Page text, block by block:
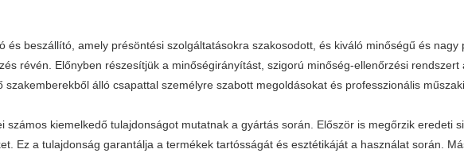
és beszállító, amely présöntési szolgáltatásokra szakosodott, és kiváló minőségű és
révén. Előnyben részesítjük a minőségirányítást, szigorú minőség-ellenőrzési
szakemberekből álló csapattal személyre szabott megoldásokat és professzionális
számos kiemelkedő tulajdonságot mutatnak a gyártás során. Először is megőrzik eredeti
Ez a tulajdonság garantálja a termékek tartósságát és esztétikáját a használat során.